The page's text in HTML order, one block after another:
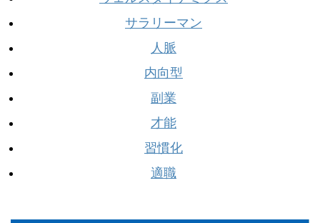
サラリーマン
人脈
内向型
副業
才能
習慣化
適職